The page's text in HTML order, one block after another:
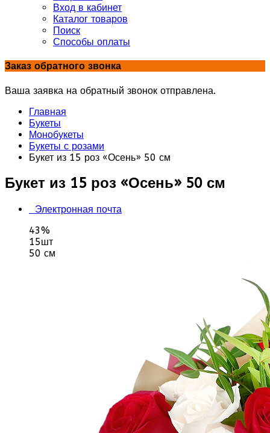
Вход в кабинет
Каталог товаров
Поиск
Способы оплаты
Заказ обратного звонка
Ваша заявка на обратный звонок отправлена.
Главная
Букеты
Монобукеты
Букеты с розами
Букет из 15 роз «Осень» 50 см
Букет из 15 роз «Осень» 50 см
Электронная почта
43%
15шт
50 см